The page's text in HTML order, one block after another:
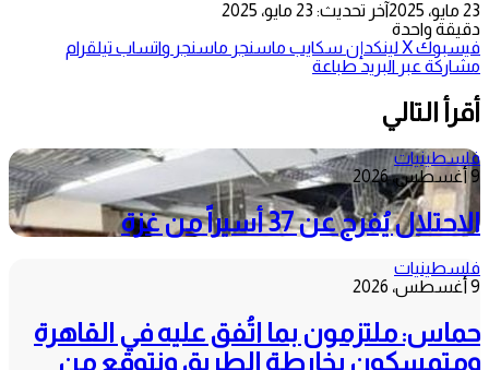
23 مايو، 2025
آخر تحديث: 23 مايو، 2025
دقيقة واحدة
فيسبوك‫Xلينكدإن سكايب ماسنجر ماسنجر واتساب تيلقرام
مشاركة عبر البريد طباعة
أقرأ التالي
فلسطينيات
9 أغسطس، 2026
الاحتلال يُفرج عن 37 أسيراً من غزة
فلسطينيات
9 أغسطس، 2026
حماس: ملتزمون بما اتُفق عليه في القاهرة
ومتمسكون بخارطة الطريق ونتوقع من